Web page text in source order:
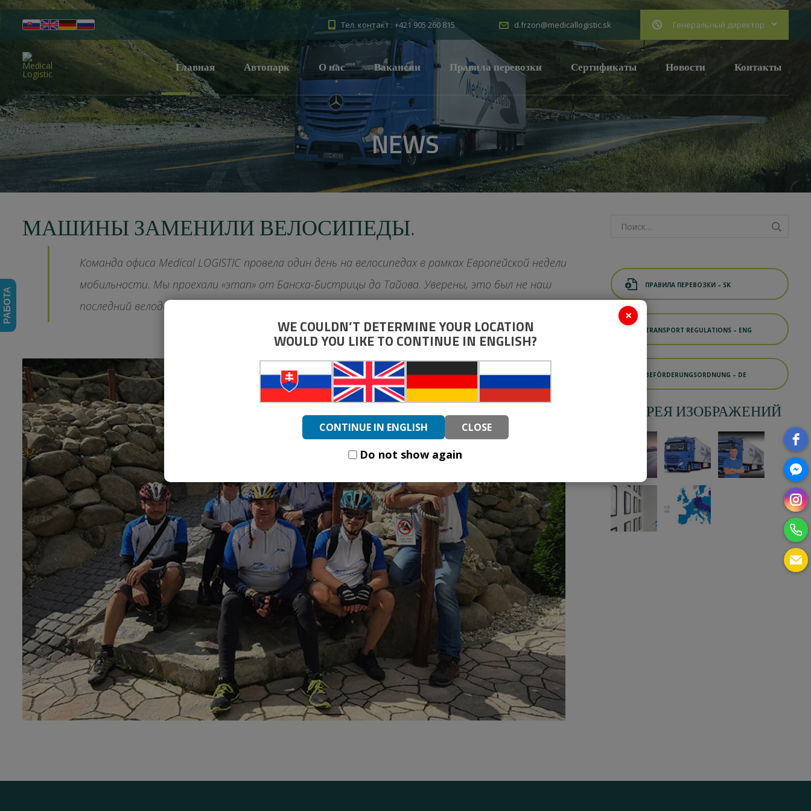
Генеральный директор
Тел. контакт : +421 905 260 815 d.frzon@medicallogistic.sk
Главная Автопарк О нас Вакансии Правила перевозки Сертификаты Новости Контакты
NEWS
МАШИНЫ ЗАМЕНИЛИ ВЕЛОСИПЕДЫ.
Команда офиса Medical LOGISTIC провела один день на велосипедах в рамках Европейской недели
мобильности. Мы проехали «этап» от Банска-Бистрицы до Тайова. Уверены, это был не наш
последний велодень.
ПРАВИЛА ПЕРЕВОЗКИ – SK
TRANSPORT REGULATIONS – ENG
BEFÖRDERUNGSORDNUNG – DE
ГАЛЕРЕЯ ИЗОБРАЖЕНИЙ
×
WE COULDN’T DETERMINE YOUR LOCATION
WOULD YOU LIKE TO CONTINUE IN ENGLISH?
CONTINUE IN ENGLISH CLOSE
Do not show again
РАБОТА